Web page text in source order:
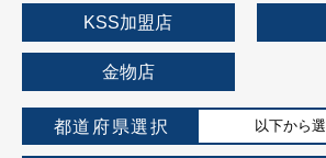
KSS加盟店
金物店
都道府県選択 以下から